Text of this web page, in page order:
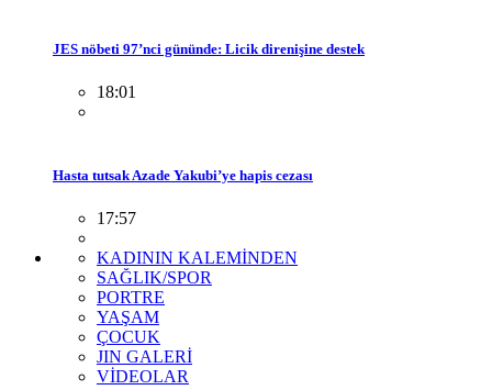
JES nöbeti 97’nci gününde: Licik direnişine destek
18:01
Hasta tutsak Azade Yakubi’ye hapis cezası
17:57
KADININ KALEMİNDEN
SAĞLIK/SPOR
PORTRE
YAŞAM
ÇOCUK
JIN GALERİ
VİDEOLAR